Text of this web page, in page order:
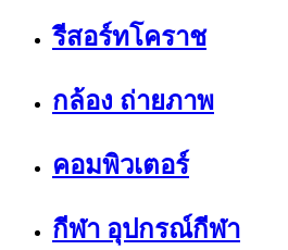
รีสอร์ทโคราช
กล้อง ถ่ายภาพ
คอมพิวเตอร์
กีฬา อุปกรณ์กีฬา